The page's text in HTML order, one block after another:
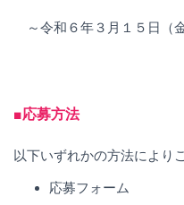
～令和６年３月１５日（
■応募方法
以下いずれかの方法により
応募フォーム